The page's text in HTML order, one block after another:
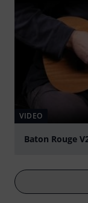
VIDEO
Baton Rouge